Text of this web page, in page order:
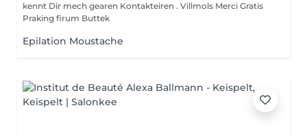
kennt Dir mech gearen Kontakteiren . Villmols Merci Gratis
Praking firum Buttek
Epilation Moustache